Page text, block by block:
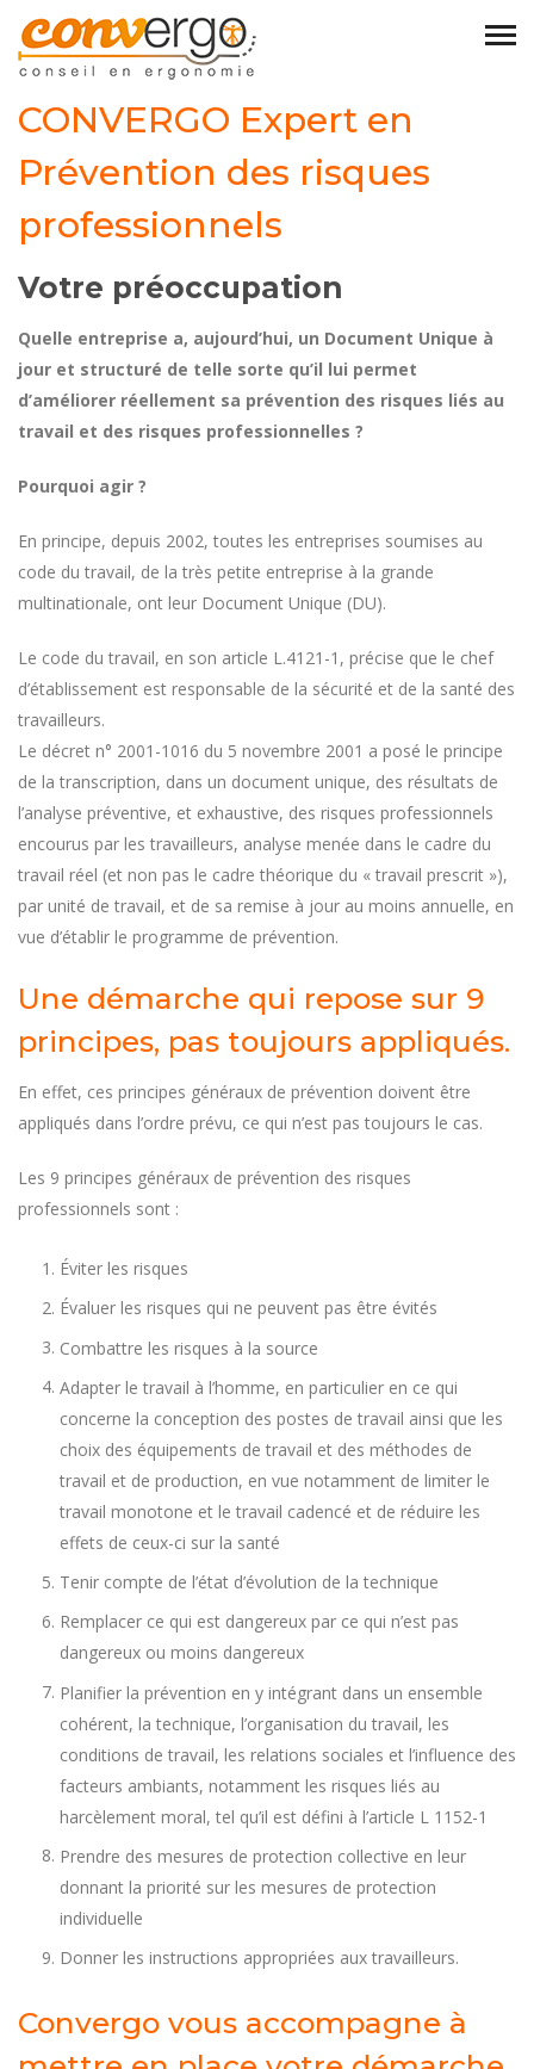
CONVERGO Expert en
Prévention des risques
professionnels
Votre préoccupation
Quelle entreprise a, aujourd’hui, un Document Unique à
jour et structuré de telle sorte qu’il lui permet
d’améliorer réellement sa prévention des risques liés au
travail et des risques professionnelles ?
Pourquoi agir ?
En principe, depuis 2002, toutes les entreprises soumises au
code du travail, de la très petite entreprise à la grande
multinationale, ont leur Document Unique (DU).
Le code du travail, en son article L.4121-1, précise que le chef
d’établissement est responsable de la sécurité et de la santé des
travailleurs.
Le décret n° 2001-1016 du 5 novembre 2001 a posé le principe
de la transcription, dans un document unique, des résultats de
l’analyse préventive, et exhaustive, des risques professionnels
encourus par les travailleurs, analyse menée dans le cadre du
travail réel (et non pas le cadre théorique du « travail prescrit »),
par unité de travail, et de sa remise à jour au moins annuelle, en
vue d’établir le programme de prévention.
Une démarche qui repose sur 9
principes, pas toujours appliqués.
En effet, ces principes généraux de prévention doivent être
appliqués dans l’ordre prévu, ce qui n’est pas toujours le cas.
Les 9 principes généraux de prévention des risques
professionnels sont :
Éviter les risques
Évaluer les risques qui ne peuvent pas être évités
Combattre les risques à la source
Adapter le travail à l’homme, en particulier en ce qui
concerne la conception des postes de travail ainsi que les
choix des équipements de travail et des méthodes de
travail et de production, en vue notamment de limiter le
travail monotone et le travail cadencé et de réduire les
effets de ceux-ci sur la santé
Tenir compte de l’état d’évolution de la technique
Remplacer ce qui est dangereux par ce qui n’est pas
dangereux ou moins dangereux
Planifier la prévention en y intégrant dans un ensemble
cohérent, la technique, l’organisation du travail, les
conditions de travail, les relations sociales et l’influence des
facteurs ambiants, notamment les risques liés au
harcèlement moral, tel qu’il est défini à l’article L 1152-1
Prendre des mesures de protection collective en leur
donnant la priorité sur les mesures de protection
individuelle
Donner les instructions appropriées aux travailleurs.
Convergo vous accompagne à